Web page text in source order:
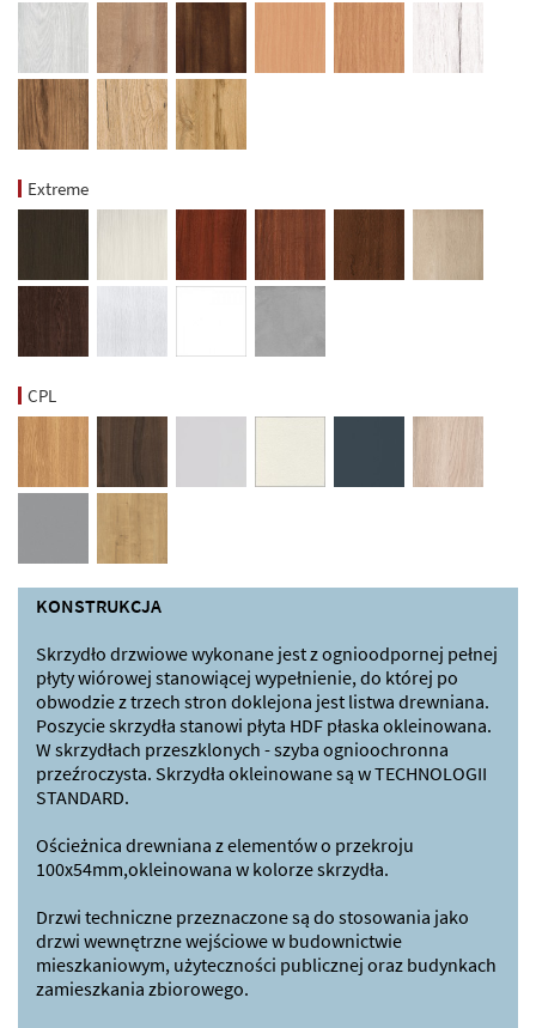
Extreme
CPL
KONSTRUKCJA
Skrzydło drzwiowe wykonane jest z ognioodpornej pełnej
płyty wiórowej stanowiącej wypełnienie, do której po
obwodzie z trzech stron doklejona jest listwa drewniana.
Poszycie skrzydła stanowi płyta HDF płaska okleinowana.
W skrzydłach przeszklonych - szyba ognioochronna
przeźroczysta. Skrzydła okleinowane są w TECHNOLOGII
STANDARD.
Ościeżnica drewniana z elementów o przekroju
100x54mm,okleinowana w kolorze skrzydła.
Drzwi techniczne przeznaczone są do stosowania jako
drzwi wewnętrzne wejściowe w budownictwie
mieszkaniowym, użyteczności publicznej oraz budynkach
zamieszkania zbiorowego.